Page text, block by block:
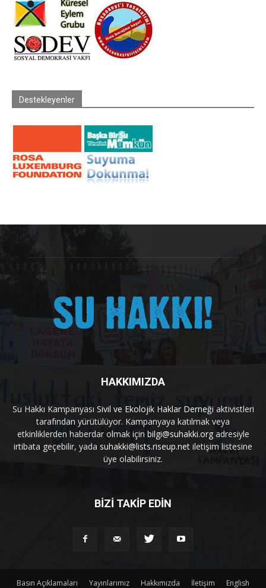
Destekleyenler
HAKKIMIZDA
Su Hakkı Kampanyası Sivil ve Ekolojik Haklar Derneği aktivistleri
tarafından yürütülüyor. Kampanyaya katılmak veya
etkinliklerden haberdar olmak için bilgi@suhakki.orgadresiyle
irtibata geçebilir, yada suhakki@lists.riseup.net iletişim listesine
üye olabilirsiniz.
BİZİ TAKİP EDİN
Basın Açıklamaları Yayınlarımız Hakkımızda İletişim English